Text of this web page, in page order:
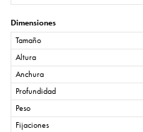
Dimensiones
Tamaño
Altura
Anchura
Profundidad
Peso
Fijaciones